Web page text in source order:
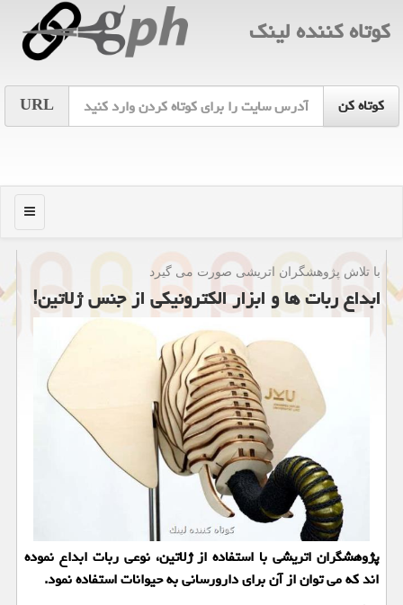
كوتاه كننده لینك
URL
منو
با تلاش پژوهشگران اتریشی صورت می گیرد
ابداع ربات ها و ابزار الكترونیكی از جنس ژلاتین!
پژوهشگران اتریشی با استفاده از ژلاتین، نوعی ربات ابداع نموده
اند كه می توان از آن برای دارورسانی به حیوانات استفاده نمود.